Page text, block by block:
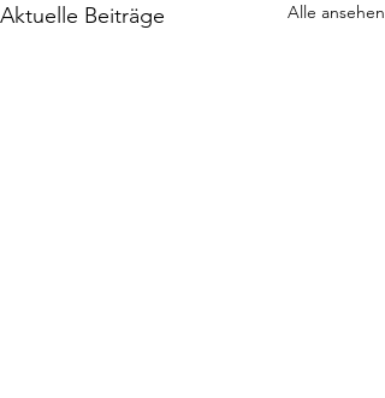
Aktuelle Beiträge Alle ansehen